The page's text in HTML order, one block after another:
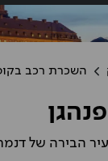
השכרת רכב
הבירה של